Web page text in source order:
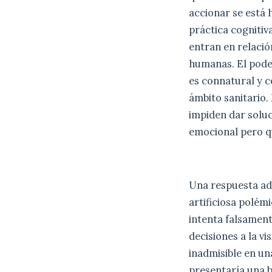
accionar se está
práctica
entran en
humanas. El
es connatural y
ámbito sanitario.
impiden dar
emocional pero
Una respuesta
artificiosa
intenta
decisiones a la
inadmisible en